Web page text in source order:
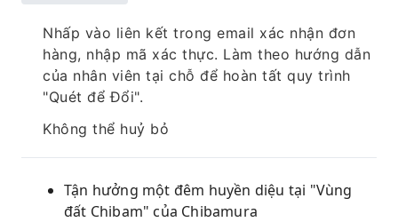
Nhấp vào liên kết trong email xác nhận đơn
hàng, nhập mã xác thực. Làm theo hướng dẫn
của nhân viên tại chỗ để hoàn tất quy trình
"Quét để Đổi".
Không thể huỷ bỏ
Tận hưởng một đêm huyền diệu tại "Vùng
đất Chibam" của Chibamura